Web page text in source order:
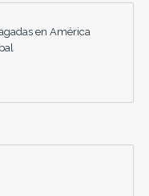
en América